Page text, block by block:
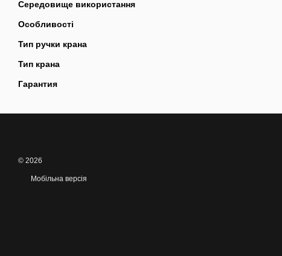
Середовище використання
Особливості
Тип ручки крана
Тип крана
Гарантия
© 2026
Мобільна версія